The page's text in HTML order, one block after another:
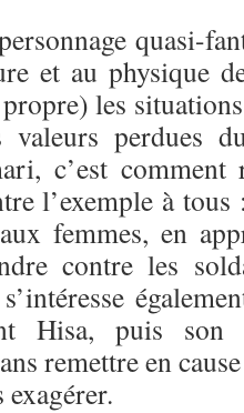
quasi-
et au physique
les
perdues
c’est
l’exemple à
femmes, en
contre les
Hisa, puis son
remettre en
exagérer.